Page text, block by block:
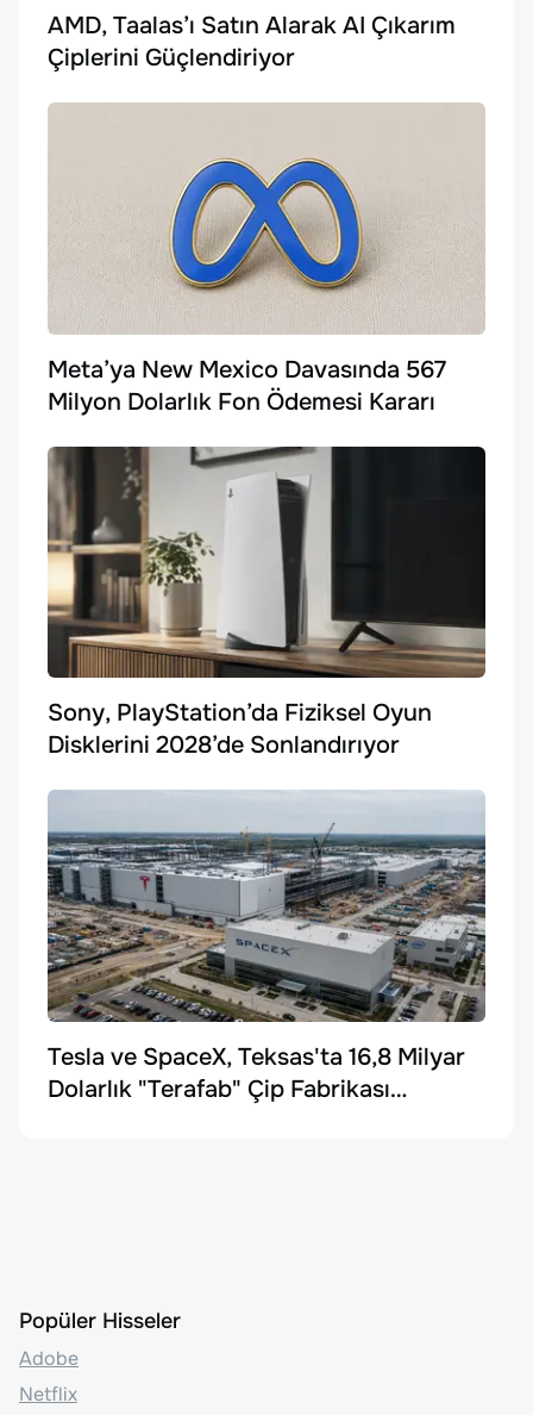
AMD, Taalas’ı Satın Alarak AI Çıkarım
Çiplerini Güçlendiriyor
Meta’ya New Mexico Davasında 567
Milyon Dolarlık Fon Ödemesi Kararı
Sony, PlayStation’da Fiziksel Oyun
Disklerini 2028’de Sonlandırıyor
Tesla ve SpaceX, Teksas'ta 16,8 Milyar
Dolarlık "Terafab" Çip Fabrikası
Popüler Hisseler
Adobe
Netflix